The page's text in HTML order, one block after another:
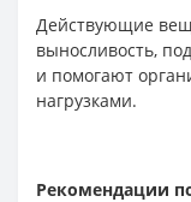
Действующие
выносливость,
и помогают
нагрузками.
Рекомендации